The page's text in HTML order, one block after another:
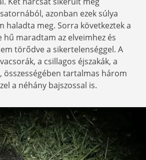
azonban ezek súlya
haladta meg. Sorra következtek a
hű maradtam az elveimhez és
törődve a sikertelenséggel. A
a csillagos éjszakák, a
összességében tartalmas három
a néhány bajszossal is.